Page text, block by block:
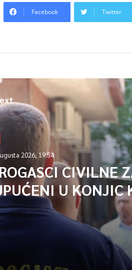
Facebook Twitter
2026, 19:54
CIVILNE
U KONJIC
U GAŠENJU